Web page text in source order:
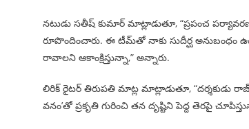
నటుడు సతీష్ కుమార్ మాట్లాడుతూ, “ప్రపంచ
రూపొందించారు. ఈ టీమ్‌తో నాకు సుదీర్ఘ అనుబంధం
రావాలని ఆకాంక్షిస్తున్నా,” అన్నారు.
లిరిక్ రైటర్ తిరుపతి మాట్ల మాట్లాడుతూ, “దర్శకుడు
వనం’తో ప్రకృతి గురించి తన దృష్టిని పెద్ద తెరపై